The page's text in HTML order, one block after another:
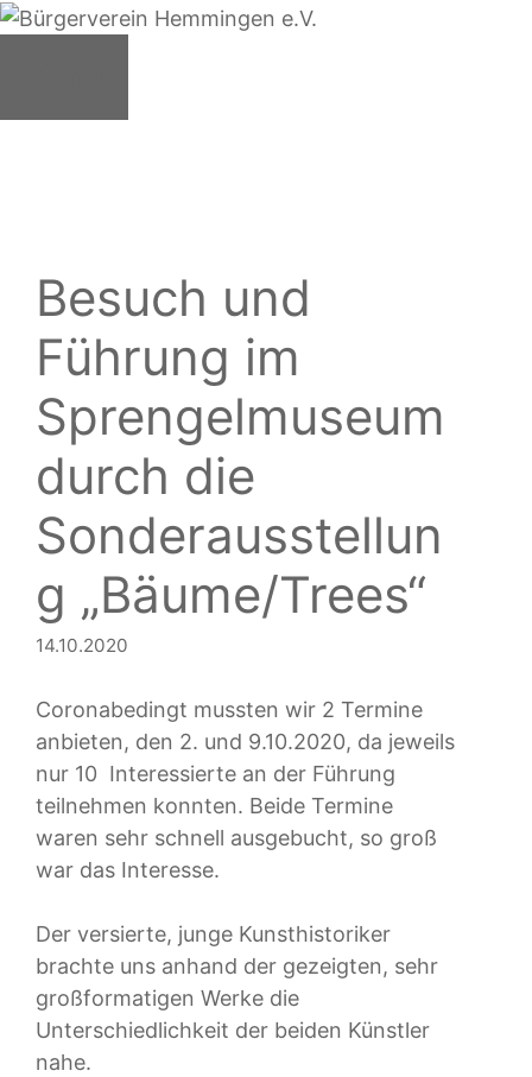
Zum
Besuch und
Führung im
Sprengelmuseum
durch die
Sonderausstellun
g „Bäume/Trees“
14.10.2020
Coronabedingt mussten wir 2 Termine
anbieten, den 2. und 9.10.2020, da jeweils
nur 10 Interessierte an der Führung
teilnehmen konnten. Beide Termine
waren sehr schnell ausgebucht, so groß
war das Interesse.
Der versierte, junge Kunsthistoriker
brachte uns anhand der gezeigten, sehr
großformatigen Werke die
Unterschiedlichkeit der beiden Künstler
nahe.